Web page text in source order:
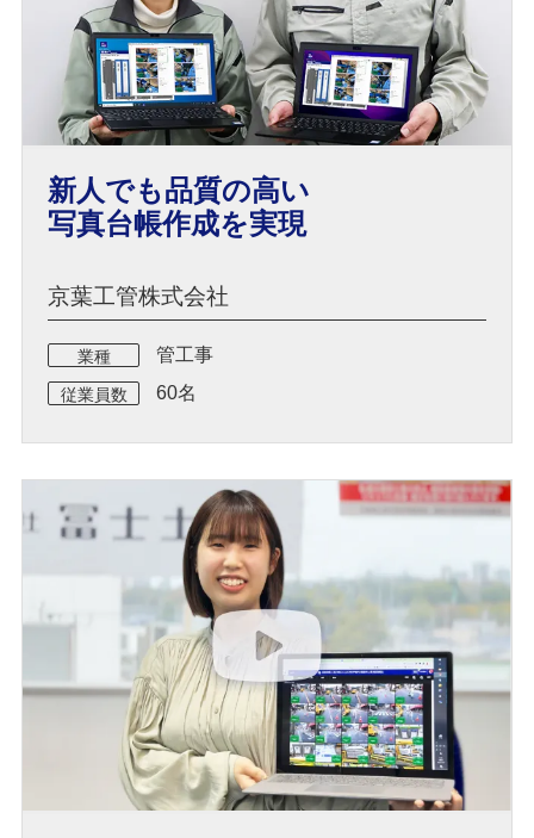
新人でも品質の高い
写真台帳作成を実現
京葉工管株式会社
業種 管工事
従業員数 60名